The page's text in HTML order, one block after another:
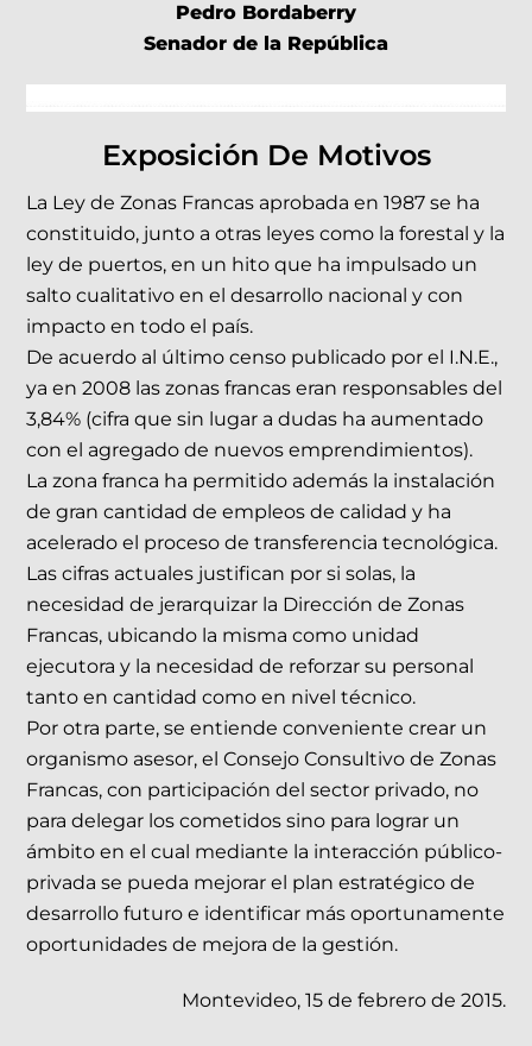
Pedro Bordaberry
Senador de la República
Exposición De Motivos
La Ley de Zonas Francas aprobada en 1987 se ha
constituido, junto a otras leyes como la forestal y la
ley de puertos, en un hito que ha impulsado un
salto cualitativo en el desarrollo nacional y con
impacto en todo el país.
De acuerdo al último censo publicado por el I.N.E.,
ya en 2008 las zonas francas eran responsables del
3,84% (cifra que sin lugar a dudas ha aumentado
con el agregado de nuevos emprendimientos).
La zona franca ha permitido además la instalación
de gran cantidad de empleos de calidad y ha
acelerado el proceso de transferencia tecnológica.
Las cifras actuales justifican por si solas, la
necesidad de jerarquizar la Dirección de Zonas
Francas, ubicando la misma como unidad
ejecutora y la necesidad de reforzar su personal
tanto en cantidad como en nivel técnico.
Por otra parte, se entiende conveniente crear un
organismo asesor, el Consejo Consultivo de Zonas
Francas, con participación del sector privado, no
para delegar los cometidos sino para lograr un
ámbito en el cual mediante la interacción público-
privada se pueda mejorar el plan estratégico de
desarrollo futuro e identificar más oportunamente
oportunidades de mejora de la gestión.
Montevideo, 15 de febrero de 2015.